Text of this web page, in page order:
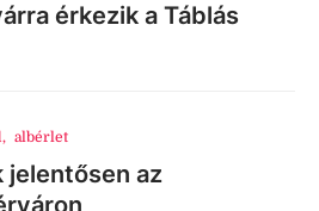
érkezik a Táblás
, albérlet
jelentősen az